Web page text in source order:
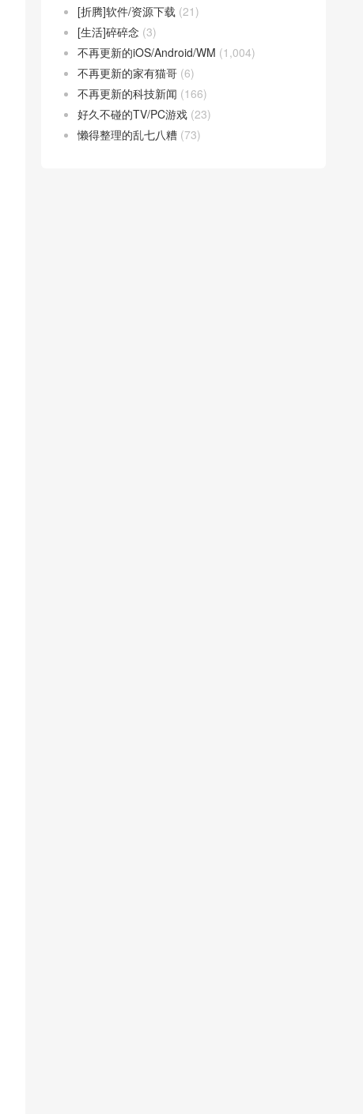
[折腾]软件/资源下载 (21)
[生活]碎碎念 (3)
不再更新的iOS/Android/WM (1,004)
不再更新的家有猫哥 (6)
不再更新的科技新闻 (166)
好久不碰的TV/PC游戏 (23)
懒得整理的乱七八糟 (73)